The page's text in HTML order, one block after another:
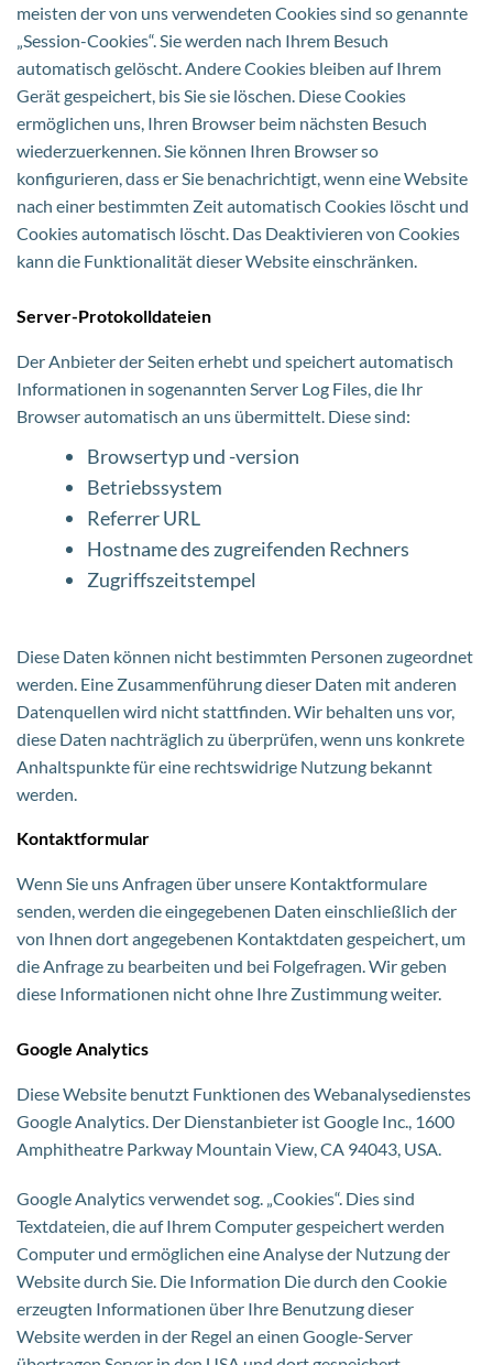
meisten der von uns verwendeten Cookies sind so genannte
„Session-Cookies“. Sie werden nach Ihrem Besuch
automatisch gelöscht. Andere Cookies bleiben auf Ihrem
Gerät gespeichert, bis Sie sie löschen. Diese Cookies
ermöglichen uns, Ihren Browser beim nächsten Besuch
wiederzuerkennen. Sie können Ihren Browser so
konfigurieren, dass er Sie benachrichtigt, wenn eine Website
nach einer bestimmten Zeit automatisch Cookies löscht und
Cookies automatisch löscht. Das Deaktivieren von Cookies
kann die Funktionalität dieser Website einschränken.
Server-Protokolldateien
Der Anbieter der Seiten erhebt und speichert automatisch
Informationen in sogenannten Server Log Files, die Ihr
Browser automatisch an uns übermittelt. Diese sind:
Browsertyp und -version
Betriebssystem
Referrer URL
Hostname des zugreifenden Rechners
Zugriffszeitstempel
Diese Daten können nicht bestimmten Personen zugeordnet
werden. Eine Zusammenführung dieser Daten mit anderen
Datenquellen wird nicht stattfinden. Wir behalten uns vor,
diese Daten nachträglich zu überprüfen, wenn uns konkrete
Anhaltspunkte für eine rechtswidrige Nutzung bekannt
werden.
Kontaktformular
Wenn Sie uns Anfragen über unsere Kontaktformulare
senden, werden die eingegebenen Daten einschließlich der
von Ihnen dort angegebenen Kontaktdaten gespeichert, um
die Anfrage zu bearbeiten und bei Folgefragen. Wir geben
diese Informationen nicht ohne Ihre Zustimmung weiter.
Google Analytics
Diese Website benutzt Funktionen des Webanalysedienstes
Google Analytics. Der Dienstanbieter ist Google Inc., 1600
Amphitheatre Parkway Mountain View, CA 94043, USA.
Google Analytics verwendet sog. „Cookies“. Dies sind
Textdateien, die auf Ihrem Computer gespeichert werden
Computer und ermöglichen eine Analyse der Nutzung der
Website durch Sie. Die Information Die durch den Cookie
erzeugten Informationen über Ihre Benutzung dieser
Website werden in der Regel an einen Google-Server